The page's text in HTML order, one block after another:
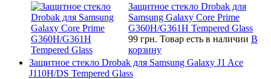
Защитное стекло Drobak для
Samsung Galaxy Core Prime
G360H/G361H Tempered Glass
99 грн. Товар есть в наличии В
корзину
Защитное стекло Drobak для Samsung Galaxy J1 Ace
J110H/DS Tempered Glass